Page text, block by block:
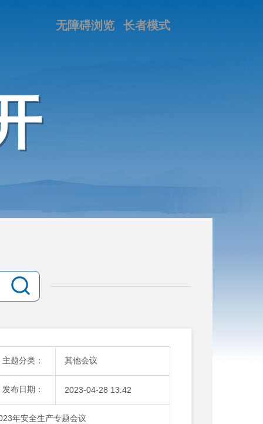
长者模式
无障碍浏览
主题分类： 其他会议
发布日期： 2023-04-28 13:42
年安全生产专题会议